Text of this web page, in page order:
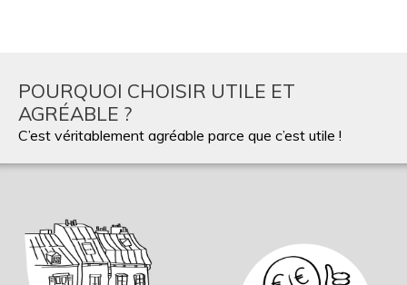
POURQUOI CHOISIR UTILE ET
AGRÉABLE ?
C’est véritablement agréable parce que c’est utile !